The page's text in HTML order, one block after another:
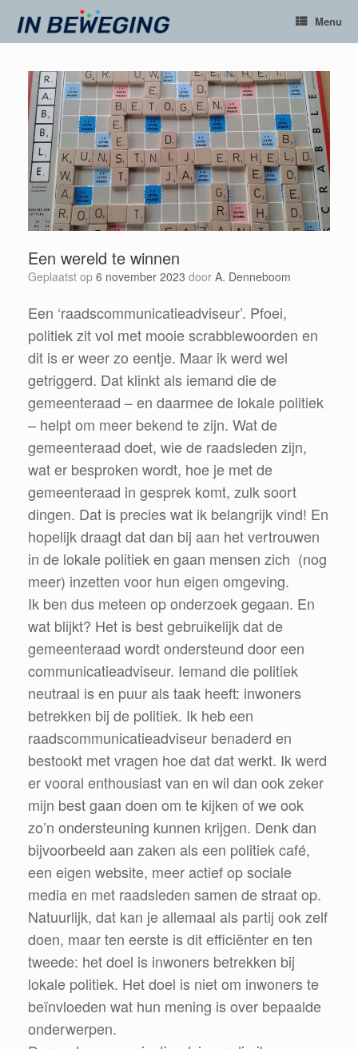
naar
Menu
Een wereld te winnen
Geplaatst op 6 november 2023 door A. Denneboom
Een ‘raadscommunicatieadviseur’. Pfoei,
politiek zit vol met mooie scrabblewoorden en
dit is er weer zo eentje. Maar ik werd wel
getriggerd. Dat klinkt als iemand die de
gemeenteraad – en daarmee de lokale politiek
– helpt om meer bekend te zijn. Wat de
gemeenteraad doet, wie de raadsleden zijn,
wat er besproken wordt, hoe je met de
gemeenteraad in gesprek komt, zulk soort
dingen. Dat is precies wat ik belangrijk vind! En
hopelijk draagt dat dan bij aan het vertrouwen
in de lokale politiek en gaan mensen zich (nog
meer) inzetten voor hun eigen omgeving.
Ik ben dus meteen op onderzoek gegaan. En
wat blijkt? Het is best gebruikelijk dat de
gemeenteraad wordt ondersteund door een
communicatieadviseur. Iemand die politiek
neutraal is en puur als taak heeft: inwoners
betrekken bij de politiek. Ik heb een
raadscommunicatieadviseur benaderd en
bestookt met vragen hoe dat dat werkt. Ik werd
er vooral enthousiast van en wil dan ook zeker
mijn best gaan doen om te kijken of we ook
zo’n ondersteuning kunnen krijgen. Denk dan
bijvoorbeeld aan zaken als een politiek café,
een eigen website, meer actief op sociale
media en met raadsleden samen de straat op.
Natuurlijk, dat kan je allemaal als partij ook zelf
doen, maar ten eerste is dit efficiënter en ten
tweede: het doel is inwoners betrekken bij
lokale politiek. Het doel is niet om inwoners te
beïnvloeden wat hun mening is over bepaalde
onderwerpen.